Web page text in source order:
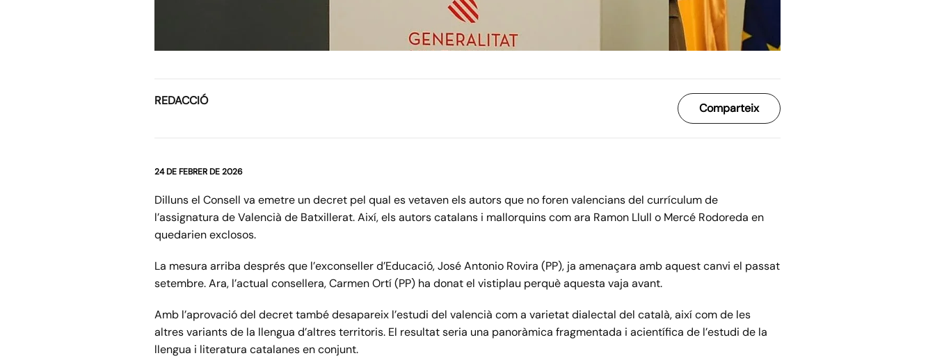
REDACCIÓ
Comparteix
24 DE FEBRER DE 2026
Dilluns el Consell va emetre un decret pel qual es vetaven els autors que no foren valencians del currículum de
l’assignatura de Valencià de Batxillerat. Així, els autors catalans i mallorquins com ara Ramon Llull o Mercé Rodoreda en
quedarien exclosos.
La mesura arriba després que l’exconseller d’Educació, José Antonio Rovira (PP), ja amenaçara amb aquest canvi el passat
setembre. Ara, l’actual consellera, Carmen Ortí (PP) ha donat el vistiplau perquè aquesta vaja avant.
Amb l’aprovació del decret també desapareix l’estudi del valencià com a varietat dialectal del català, així com de les
altres variants de la llengua d’altres territoris. El resultat seria una panoràmica fragmentada i acientífica de l’estudi de la
llengua i literatura catalanes en conjunt.